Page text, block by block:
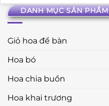
DANH MỤC SẢN PHẨM
Giỏ hoa để bàn
Hoa bó
Hoa chia buồn
Hoa khai trương